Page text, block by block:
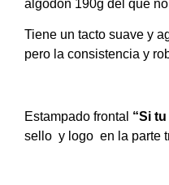
algodón 190g del que
Tiene un tacto suave y
pero la consistencia y
Estampado frontal “Si
sello y logo en la parte